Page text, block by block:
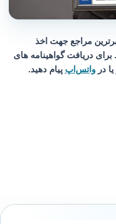
مراجع جهت اخذ
دریافت گواهینامه های
در واتس‌اپپیام دهید.